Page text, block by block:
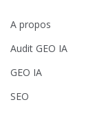
A propos
Audit GEO IA
GEO IA
SEO